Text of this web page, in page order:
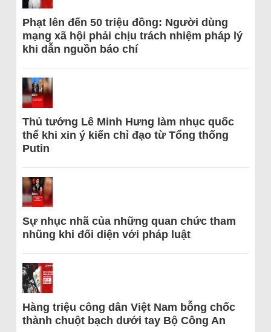
Phạt lên đến 50 triệu đồng: Người dùng
mạng xã hội phải chịu trách nhiệm pháp lý
khi dẫn nguồn báo chí
Thủ tướng Lê Minh Hưng làm nhục quốc
thể khi xin ý kiến chỉ đạo từ Tổng thống
Putin
Sự nhục nhã của những quan chức tham
nhũng khi đối diện với pháp luật
Hàng triệu công dân Việt Nam bỗng chốc
thành chuột bạch dưới tay Bộ Công An